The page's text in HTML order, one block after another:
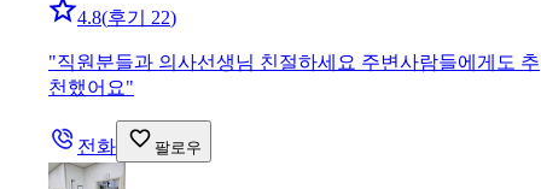
4.8(후기 22)
"직원분들과 의사선생님 친절하세요 주변사람들에게도 추
천했어요"
전화 팔로우